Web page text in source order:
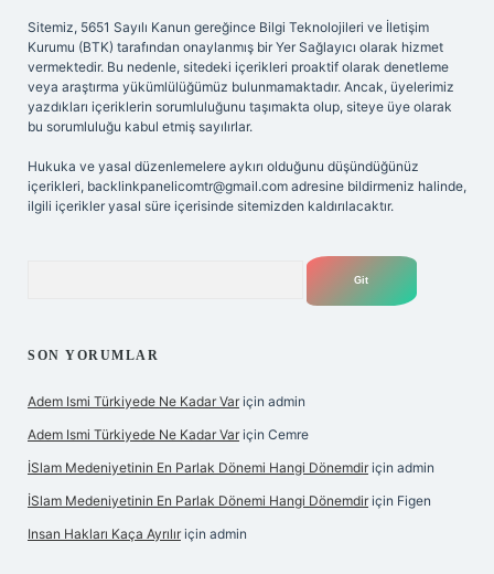
Sitemiz, 5651 Sayılı Kanun gereğince Bilgi Teknolojileri ve İletişim
Kurumu (BTK) tarafından onaylanmış bir Yer Sağlayıcı olarak hizmet
vermektedir. Bu nedenle, sitedeki içerikleri proaktif olarak denetleme
veya araştırma yükümlülüğümüz bulunmamaktadır. Ancak, üyelerimiz
yazdıkları içeriklerin sorumluluğunu taşımakta olup, siteye üye olarak
bu sorumluluğu kabul etmiş sayılırlar.
Hukuka ve yasal düzenlemelere aykırı olduğunu düşündüğünüz
içerikleri, backlinkpanelicomtr@gmail.com adresine bildirmeniz halinde,
ilgili içerikler yasal süre içerisinde sitemizden kaldırılacaktır.
SON YORUMLAR
Adem Ismi Türkiyede Ne Kadar Var için admin
Adem Ismi Türkiyede Ne Kadar Var için Cemre
İSlam Medeniyetinin En Parlak Dönemi Hangi Dönemdir için admin
İSlam Medeniyetinin En Parlak Dönemi Hangi Dönemdir için Figen
Insan Hakları Kaça Ayrılır için admin